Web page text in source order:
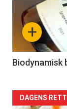
nå
4
+
Biodynamisk
Forsiden
DAGENS RETT